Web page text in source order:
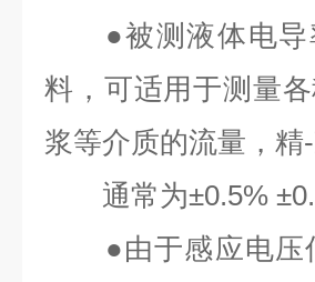
●被测液体电导
料，可适用于测量
浆等介质的流量，精
通常为±0.5%
●由于感应电压